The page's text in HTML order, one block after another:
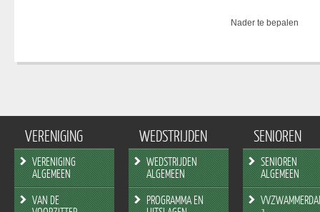
Nader te bepalen
VERENIGING
VERENIGING
ALGEMEEN
VAN DE
WEDSTRIJDEN
WEDSTRIJDEN
ALGEMEEN
PROGRAMMA EN
SENIOREN
SENIOREN
ALGEMEEN